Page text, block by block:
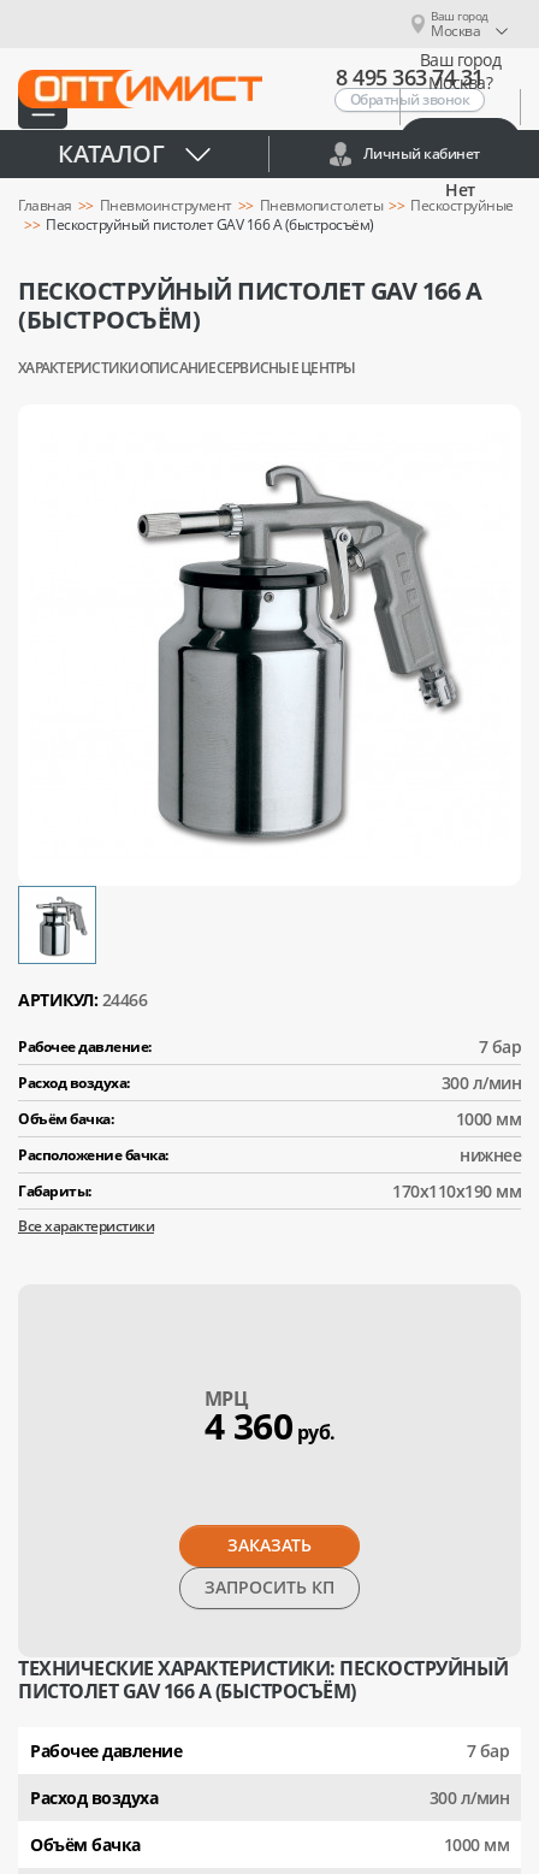
Ваш город
Москва
Ваш город
Москва?
Нет
8 495 363 74 31
Обратный звонок
КАТАЛОГ Личный кабинет
Главная Пневмоинструмент Пневмопистолеты
Пескоструйные
Пескоструйный пистолет GAV 166 A (быстросъём)
ПЕСКОСТРУЙНЫЙ ПИСТОЛЕТ GAV 166 A
(БЫСТРОСЪЁМ)
ХАРАКТЕРИСТИКИОПИСАНИЕСЕРВИСНЫЕ ЦЕНТРЫ
АРТИКУЛ: 24466
Рабочее давление: 7 бар
Расход воздуха: 300 л/мин
Объём бачка: 1000 мм
Расположение бачка: нижнее
Габариты: 170х110х190 мм
Все характеристики
МPЦ
4 360 руб.
ЗАКАЗАТЬ
ЗАПРОСИТЬ КП
ТЕХНИЧЕСКИЕ ХАРАКТЕРИСТИКИ: ПЕСКОСТРУЙНЫЙ
ПИСТОЛЕТ GAV 166 A (БЫСТРОСЪЁМ)
Рабочее давление 7 бар
Расход воздуха 300 л/мин
Объём бачка 1000 мм